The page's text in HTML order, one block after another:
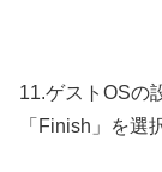
11.ゲストOSの
「Finish」を選